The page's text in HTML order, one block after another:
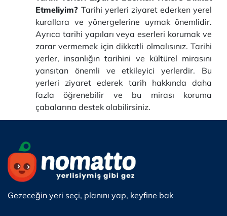
Etmeliyim? Tarihi yerleri ziyaret ederken yerel
kurallara ve yönergelerine uymak önemlidir.
Ayrıca tarihi yapıları veya eserleri korumak ve
zarar vermemek için dikkatli olmalısınız. Tarihi
yerler, insanlığın tarihini ve kültürel mirasını
yansıtan önemli ve etkileyici yerlerdir. Bu
yerleri ziyaret ederek tarih hakkında daha
fazla öğrenebilir ve bu mirası koruma
çabalarına destek olabilirsiniz.
Gezeceğin yeri seçi, planını yap, keyfine bak